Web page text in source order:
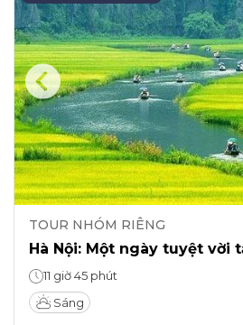
TOUR NHÓM RIÊNG
Hà Nội: Một ngày tuyệt vời
11 giờ 45 phút
Sáng